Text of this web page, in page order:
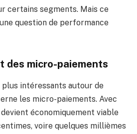
certains segments. Mais ce
question de performance
des micro-paiements
plus intéressants autour de
les micro-paiements. Avec
économiquement viable
voire quelques millièmes